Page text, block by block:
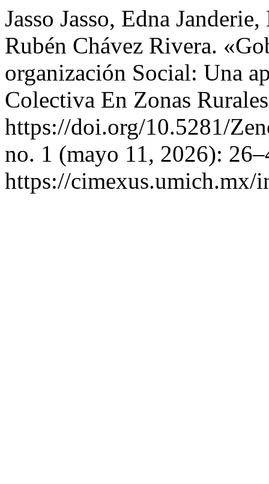
Jasso Jasso, Edna
Rubén Chávez Rivera.
organización Social: Una
Colectiva En Zonas
https://doi.org/10.5281/
no. 1 (mayo 11, 2026):
https://cimexus.umich.mx/